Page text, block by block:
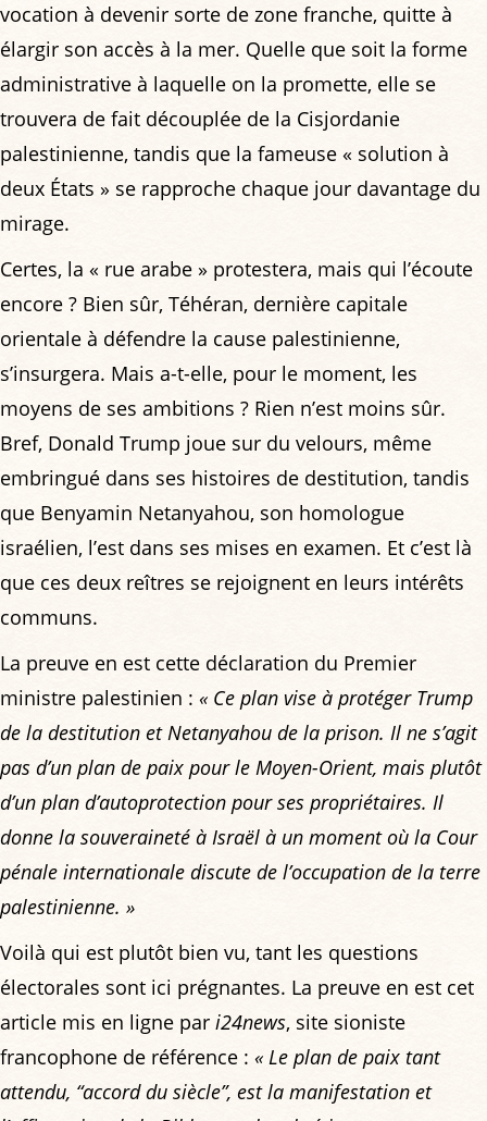
vocation à devenir sorte de zone franche, quitte à
élargir son accès à la mer. Quelle que soit la forme
administrative à laquelle on la promette, elle se
trouvera de fait découplée de la Cisjordanie
palestinienne, tandis que la fameuse « solution à
deux États » se rapproche chaque jour davantage du
mirage.
Certes, la « rue arabe » protestera, mais qui l’écoute
encore ? Bien sûr, Téhéran, dernière capitale
orientale à défendre la cause palestinienne,
s’insurgera. Mais a-t-elle, pour le moment, les
moyens de ses ambitions ? Rien n’est moins sûr.
Bref, Donald Trump joue sur du velours, même
embringué dans ses histoires de destitution, tandis
que Benyamin Netanyahou, son homologue
israélien, l’est dans ses mises en examen. Et c’est là
que ces deux reîtres se rejoignent en leurs intérêts
communs.
La preuve en est cette déclaration du Premier
ministre palestinien : « Ce plan vise à protéger Trump
de la destitution et Netanyahou de la prison. Il ne s’agit
pas d’un plan de paix pour le Moyen-Orient, mais plutôt
d’un plan d’autoprotection pour ses propriétaires. Il
donne la souveraineté à Israël à un moment où la Cour
pénale internationale discute de l’occupation de la terre
palestinienne. »
Voilà qui est plutôt bien vu, tant les questions
électorales sont ici prégnantes. La preuve en est cet
article mis en ligne par i24news, site sioniste
francophone de référence : « Le plan de paix tant
attendu, “accord du siècle”, est la manifestation et